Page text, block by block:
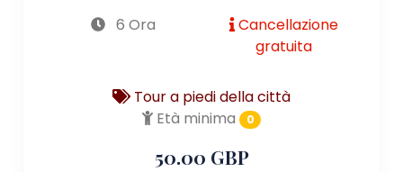
6 Ora
Cancellazione
gratuita
Tour a piedi della città
Età minima
0
50.00 GBP